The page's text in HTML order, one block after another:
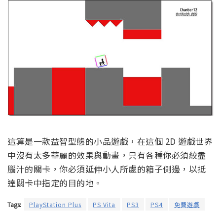
這算是一款益智型態的小品遊戲，在這個 2D 遊戲世界
中沒有太多華麗的效果與動畫，只有各種你必須絞盡
腦汁的關卡，你必須延伸小人所處的箱子側邊，以抵
達關卡中指定的目的地。
Tags: PlayStation Plus PS Vita PS3 PS4 免費遊戲